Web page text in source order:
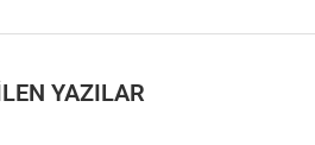
YAZILAR